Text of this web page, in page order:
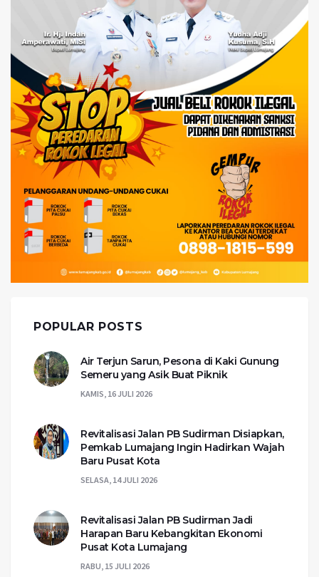
POPULAR POSTS
Air Terjun Sarun, Pesona di Kaki Gunung
Semeru yang Asik Buat Piknik
KAMIS, 16 JULI 2026
Revitalisasi Jalan PB Sudirman Disiapkan,
Pemkab Lumajang Ingin Hadirkan Wajah
Baru Pusat Kota
SELASA, 14 JULI 2026
Revitalisasi Jalan PB Sudirman Jadi
Harapan Baru Kebangkitan Ekonomi
Pusat Kota Lumajang
RABU, 15 JULI 2026